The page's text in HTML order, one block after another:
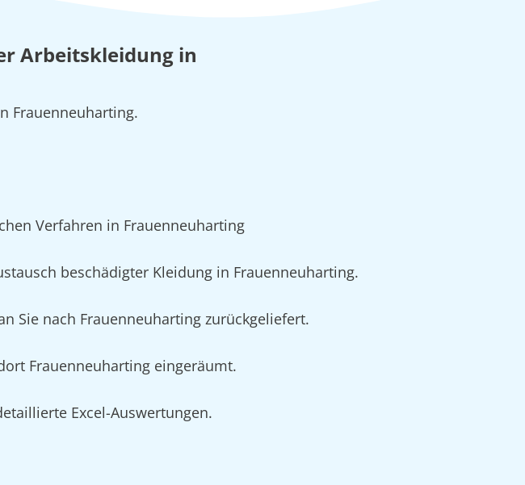
Arbeitskleidung in
Frauenneuharting.
Verfahren in Frauenneuharting
beschädigter Kleidung in Frauenneuharting.
Sie nach Frauenneuharting zurückgeliefert.
Frauenneuharting eingeräumt.
Excel-Auswertungen.